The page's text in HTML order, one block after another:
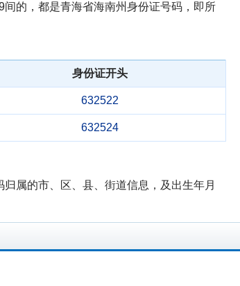
的，都是青海省海南州身份证号码，即所
身份证开头
632522
632524
属的市、区、县、街道信息，及出生年月